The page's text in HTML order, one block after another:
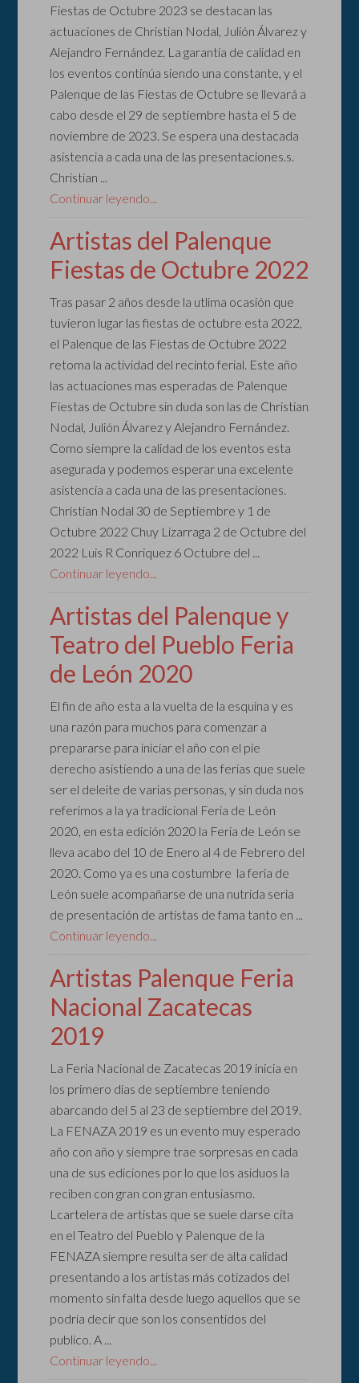
Fiestas de Octubre 2023 se destacan las
actuaciones de Christian Nodal, Julión Álvarez y
Alejandro Fernández. La garantía de calidad en
los eventos continúa siendo una constante, y el
Palenque de las Fiestas de Octubre se llevará a
cabo desde el 29 de septiembre hasta el 5 de
noviembre de 2023. Se espera una destacada
asistencia a cada una de las presentaciones.s.
Christian ...
Continuar leyendo...
Artistas del Palenque
Fiestas de Octubre 2022
Tras pasar 2 años desde la utlima ocasión que
tuvieron lugar las fiestas de octubre esta 2022,
el Palenque de las Fiestas de Octubre 2022
retoma la actividad del recinto ferial. Este año
las actuaciones mas esperadas de Palenque
Fiestas de Octubre sin duda son las de Christian
Nodal, Julión Álvarez y Alejandro Fernández.
Como siempre la calidad de los eventos esta
asegurada y podemos esperar una excelente
asistencia a cada una de las presentaciones.
Christian Nodal 30 de Septiembre y 1 de
Octubre 2022 Chuy Lizarraga 2 de Octubre del
2022 Luis R Conriquez 6 Octubre del ...
Continuar leyendo...
Artistas del Palenque y
Teatro del Pueblo Feria
de León 2020
El fin de año esta a la vuelta de la esquina y es
una razón para muchos para comenzar a
prepararse para iniciar el año con el pie
derecho asistiendo a una de las ferias que suele
ser el deleite de varias personas, y sin duda nos
referimos a la ya tradicional Feria de León
2020, en esta edición 2020 la Feria de León se
lleva acabo del 10 de Enero al 4 de Febrero del
2020. Como ya es una costumbre la feria de
León suele acompañarse de una nutrida seria
de presentación de artistas de fama tanto en ...
Continuar leyendo...
Artistas Palenque Feria
Nacional Zacatecas
2019
La Feria Nacional de Zacatecas 2019 inicia en
los primero días de septiembre teniendo
abarcando del 5 al 23 de septiembre del 2019.
La FENAZA 2019 es un evento muy esperado
año con año y siempre trae sorpresas en cada
una de sus ediciones por lo que los asiduos la
reciben con gran con gran entusiasmo.
Lcartelera de artistas que se suele darse cita
en el Teatro del Pueblo y Palenque de la
FENAZA siempre resulta ser de alta calidad
presentando a los artistas más cotizados del
momento sin falta desde luego aquellos que se
podría decir que son los consentidos del
publico. A ...
Continuar leyendo...